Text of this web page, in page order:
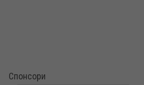
Спонсори